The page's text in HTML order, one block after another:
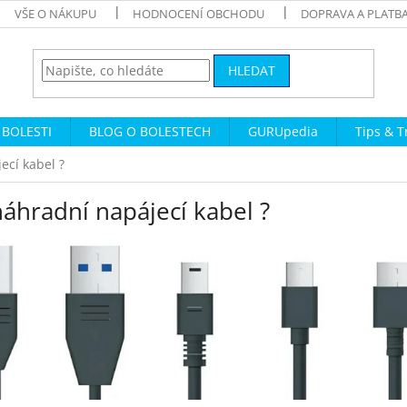
VŠE O NÁKUPU HODNOCENÍ OBCHODU DOPRAVA A
HLEDAT
BLOG O BOLESTECH GURUpedia Tips &
kabel ?
napájecí kabel ?